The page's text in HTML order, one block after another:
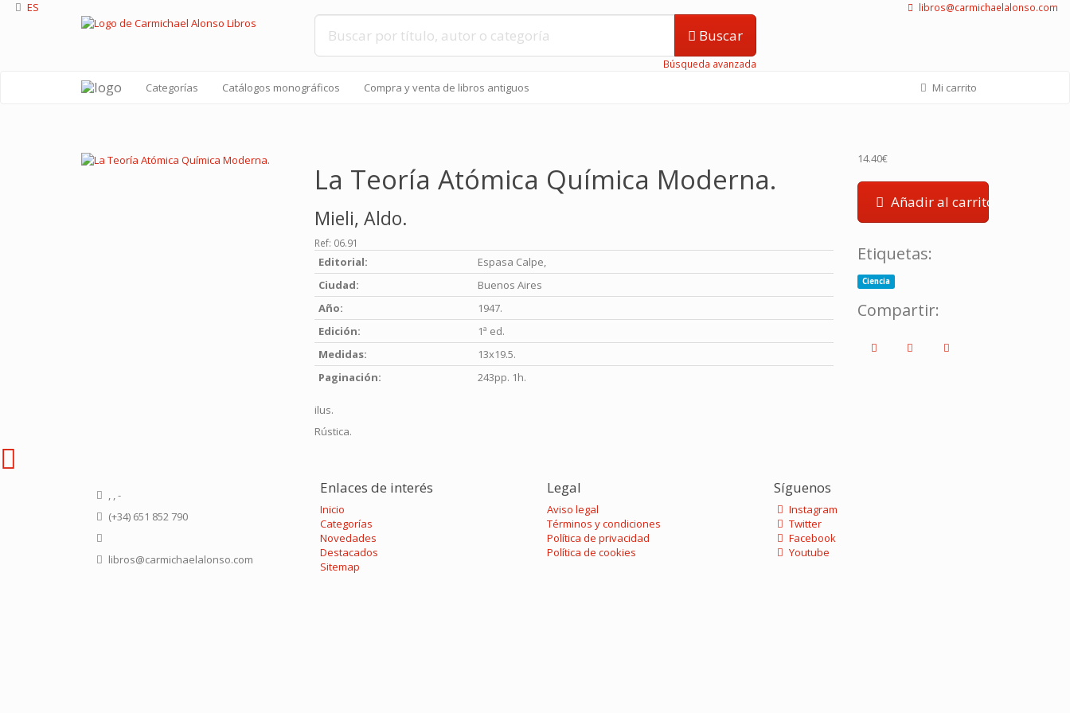
ES libros@carmichaelalonso.com
Buscar
Búsqueda avanzada
Categorías Catálogos monográficos Compra y venta de libros antiguos Mi carrito
La Teoría Atómica Química Moderna.
Mieli, Aldo.
Ref: 06.91
Editorial:
Espasa Calpe,
Ciudad:
Buenos Aires
Año:
1947.
Edición:
1ª ed.
Medidas:
13x19.5.
Paginación:
243pp. 1h.
ilus.
Rústica.
14.40€
Añadir al carrito
Etiquetas:
Ciencia
Compartir:
, , -
(+34) 651 852 790
libros@carmichaelalonso.com
Enlaces de interés
Inicio
Categorías
Novedades
Destacados
Sitemap
Legal
Aviso legal
Términos y condiciones
Política de privacidad
Política de cookies
Síguenos
Instagram
Twitter
Facebook
Youtube